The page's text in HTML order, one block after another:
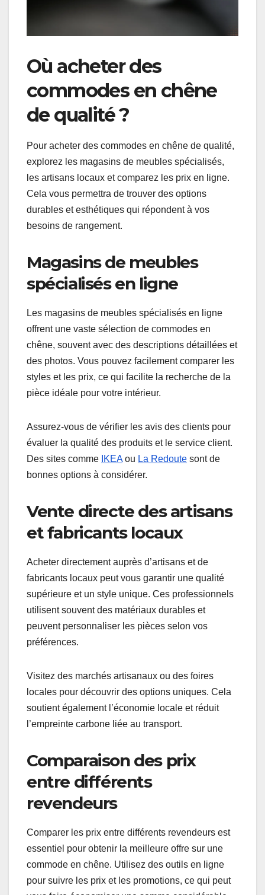
Où acheter des
commodes en chêne
de qualité ?
Pour acheter des commodes en chêne de qualité,
explorez les magasins de meubles spécialisés,
les artisans locaux et comparez les prix en ligne.
Cela vous permettra de trouver des options
durables et esthétiques qui répondent à vos
besoins de rangement.
Magasins de meubles
spécialisés en ligne
Les magasins de meubles spécialisés en ligne
offrent une vaste sélection de commodes en
chêne, souvent avec des descriptions détaillées et
des photos. Vous pouvez facilement comparer les
styles et les prix, ce qui facilite la recherche de la
pièce idéale pour votre intérieur.
Assurez-vous de vérifier les avis des clients pour
évaluer la qualité des produits et le service client.
Des sites comme IKEAou La Redoute sont de
bonnes options à considérer.
Vente directe des artisans
et fabricants locaux
Acheter directement auprès d’artisans et de
fabricants locaux peut vous garantir une qualité
supérieure et un style unique. Ces professionnels
utilisent souvent des matériaux durables et
peuvent personnaliser les pièces selon vos
préférences.
Visitez des marchés artisanaux ou des foires
locales pour découvrir des options uniques. Cela
soutient également l’économie locale et réduit
l’empreinte carbone liée au transport.
Comparaison des prix
entre différents
revendeurs
Comparer les prix entre différents revendeurs est
essentiel pour obtenir la meilleure offre sur une
commode en chêne. Utilisez des outils en ligne
pour suivre les prix et les promotions, ce qui peut